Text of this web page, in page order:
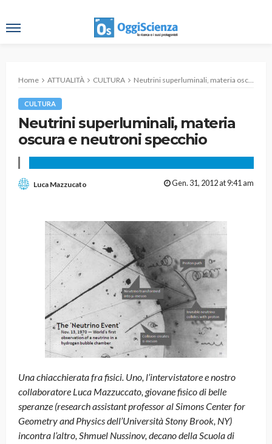
Home ATTUALITÀ CULTURA Neutrini superluminali, materia oscura e neutroni specchio
CULTURA
Neutrini superluminali, materia
oscura e neutroni specchio
Luca Mazzucato Gen. 31, 2012 at 9:41 am
Una chiacchierata fra fisici. Uno, l’intervistatore e nostro
collaboratore Luca Mazzuccato, giovane fisico di belle
speranze (research assistant professor al Simons Center for
Geometry and Physics dell’Università Stony Brook, NY)
incontra l’altro, Shmuel Nussinov, decano della Scuola di